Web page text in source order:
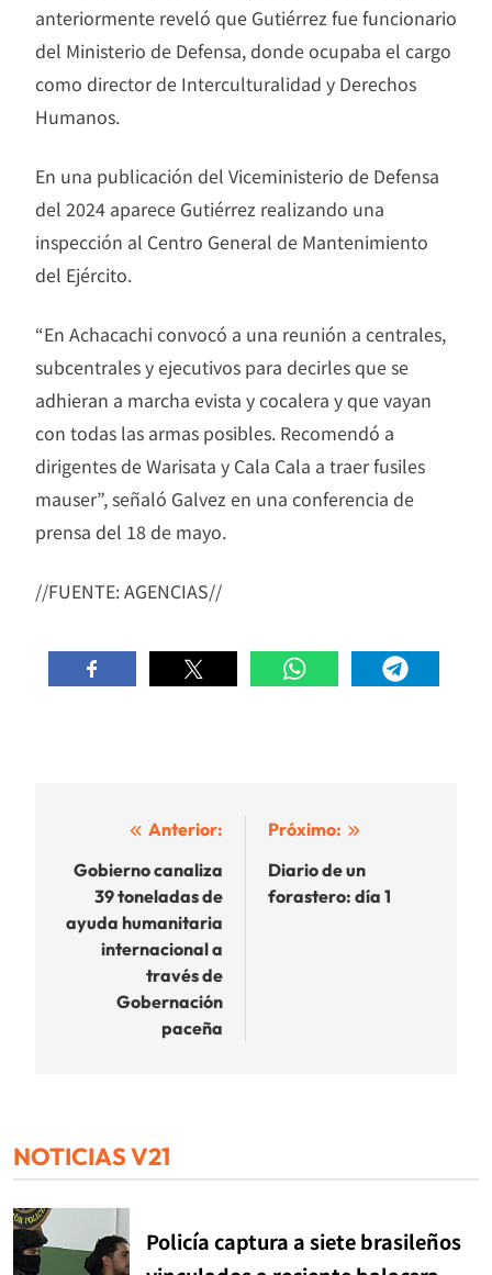
anteriormente reveló que Gutiérrez fue funcionario
del Ministerio de Defensa, donde ocupaba el cargo
como director de Interculturalidad y Derechos
Humanos.
En una publicación del Viceministerio de Defensa
del 2024 aparece Gutiérrez realizando una
inspección al Centro General de Mantenimiento
del Ejército.
“En Achacachi convocó a una reunión a centrales,
subcentrales y ejecutivos para decirles que se
adhieran a marcha evista y cocalera y que vayan
con todas las armas posibles. Recomendó a
dirigentes de Warisata y Cala Cala a traer fusiles
mauser”, señaló Galvez en una conferencia de
prensa del 18 de mayo.
//FUENTE: AGENCIAS//
Navegación
de
entradas
Anterior:
Gobierno canaliza
39 toneladas de
ayuda humanitaria
internacional a
través de
Gobernación
paceña
Próximo:
Diario de un
forastero: día 1
NOTICIAS V21
Policía captura a siete brasileños